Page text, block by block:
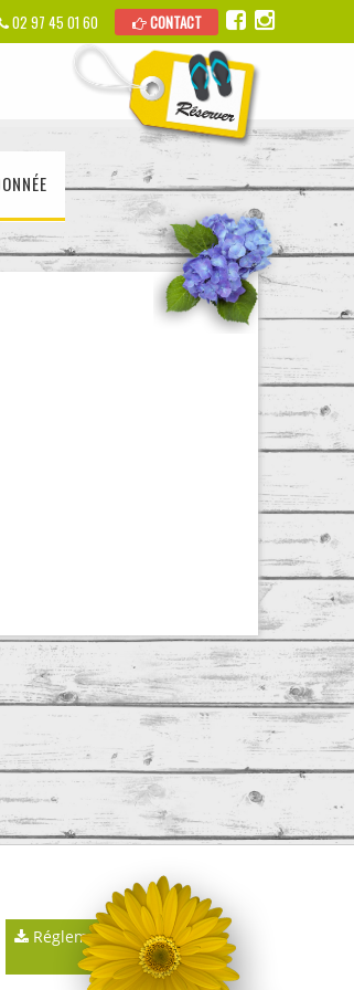
02 97 45 01 60 CONTACT
Réglements intérieurs